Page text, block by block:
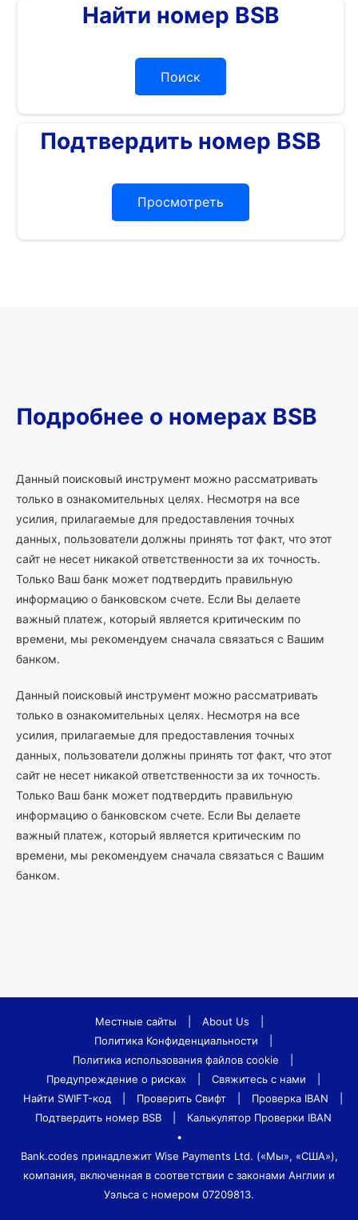
Найти номер BSB
Поиск
Подтвердить номер BSB
Просмотреть
Подробнее о номерах BSB
Данный поисковый инструмент можно рассматривать
только в ознакомительных целях. Несмотря на все
усилия, прилагаемые для предоставления точных
данных, пользователи должны принять тот факт, что этот
сайт не несет никакой ответственности за их точность.
Только Ваш банк может подтвердить правильную
информацию о банковском счете. Если Вы делаете
важный платеж, который является критическим по
времени, мы рекомендуем сначала связаться с Вашим
банком.
Данный поисковый инструмент можно рассматривать
только в ознакомительных целях. Несмотря на все
усилия, прилагаемые для предоставления точных
данных, пользователи должны принять тот факт, что этот
сайт не несет никакой ответственности за их точность.
Только Ваш банк может подтвердить правильную
информацию о банковском счете. Если Вы делаете
важный платеж, который является критическим по
времени, мы рекомендуем сначала связаться с Вашим
банком.
Местные сайты About Us
Политика Конфиденциальности
Политика использования файлов cookie
Предупреждение о рисках
Свяжитесь с нами
Найти SWIFT-код
Проверить Свифт Проверка IBAN
Подтвердить номер BSB
Калькулятор Проверки IBAN
•
Bank.codes принадлежит Wise Payments Ltd. («Мы», «США»),
компания, включенная в соответствии с законами Англии и
Уэльса с номером 07209813.